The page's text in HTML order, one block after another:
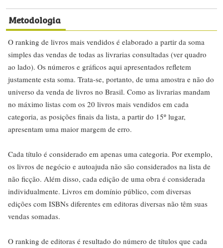
Metodologia
O ranking de livros mais vendidos é elaborado a partir da soma
simples das vendas de todas as livrarias consultadas (ver quadro
ao lado). Os números e gráficos aqui apresentados refletem
justamente esta soma. Trata-se, portanto, de uma amostra e não do
universo da venda de livros no Brasil. Como as livrarias mandam
no máximo listas com os 20 livros mais vendidos em cada
categoria, as posições finais da lista, a partir do 15º lugar,
apresentam uma maior margem de erro.
Cada título é considerado em apenas uma categoria. Por exemplo,
os livros de negócio e autoajuda não são considerados na lista de
não ficção. Além disso, cada edição de uma obra é considerada
individualmente. Livros em domínio público, com diversas
edições com ISBNs diferentes em editoras diversas não têm suas
vendas somadas.
O ranking de editoras é resultado do número de títulos que cada